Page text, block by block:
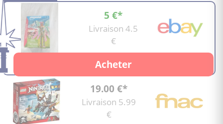
5 €*
Livraison 4.5
€
Acheter
19.00 €*
Livraison 5.99
€